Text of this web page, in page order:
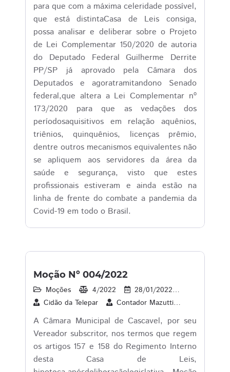
para que com a máxima celeridade possível,
que está distintaCasa de Leis consiga,
possa analisar e deliberar sobre o Projeto
de Lei Complementar 150/2020 de autoria
do Deputado Federal Guilherme Derrite
PP/SP já aprovado pela Câmara dos
Deputados e agoratramitandono Senado
federal,que altera a Lei Complementar nº
173/2020 para que as vedações dos
períodosaquisitivos em relação aquênios,
triênios, quinquênios, licenças prêmio,
dentre outros mecanismos equivalentes não
se apliquem aos servidores da área da
saúde e segurança, visto que estes
profissionais estiveram e ainda estão na
linha de frente do combate a pandemia da
Covid-19 em todo o Brasil.
Moção Nº 004/2022
Moções 4/2022 28/01/2022
Cidão da Telepar
Contador Mazutti
A Câmara Municipal de Cascavel, por seu
Vereador subscritor, nos termos que regem
os artigos 157 e 158 do Regimento Interno
desta Casa de Leis,